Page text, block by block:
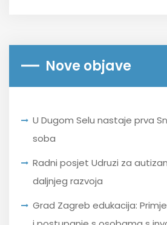
Nove objave
U Dugom Selu nastaje prva
soba
Radni posjet Udruzi za
daljnjeg razvoja
Grad Zagreb edukacija: